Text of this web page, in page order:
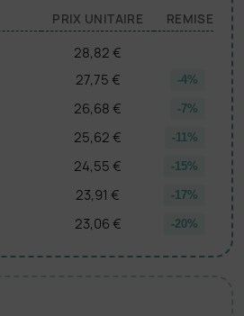
PRIX UNITAIRE REMISE
28,82 €
27,75 € -4%
26,68 € -7%
25,62 € -11%
24,55 € -15%
23,91 € -17%
23,06 € -20%